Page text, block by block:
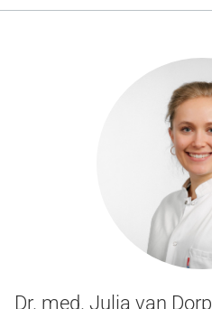
Dr. med. Julia van Dorp